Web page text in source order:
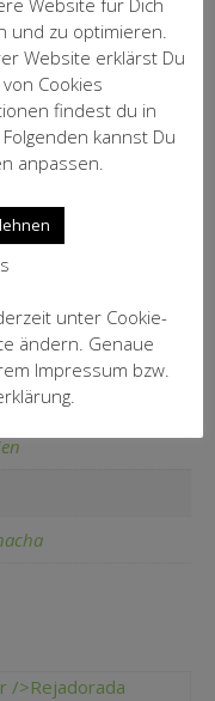
Prestigeprojekt
unter
französischer
Tardieu. Die
sind sündhaft
Els Pics ist eine Art
aus Trauben von
MwSt. / Inhalt:
Ltr.) zzgl. Versand
Website für Dich
und zu optimieren.
Website erklärst Du
Cookies
findest du in
kannst Du
anpassen.
unter Cookie-
ändern. Genaue
Impressum bzw.